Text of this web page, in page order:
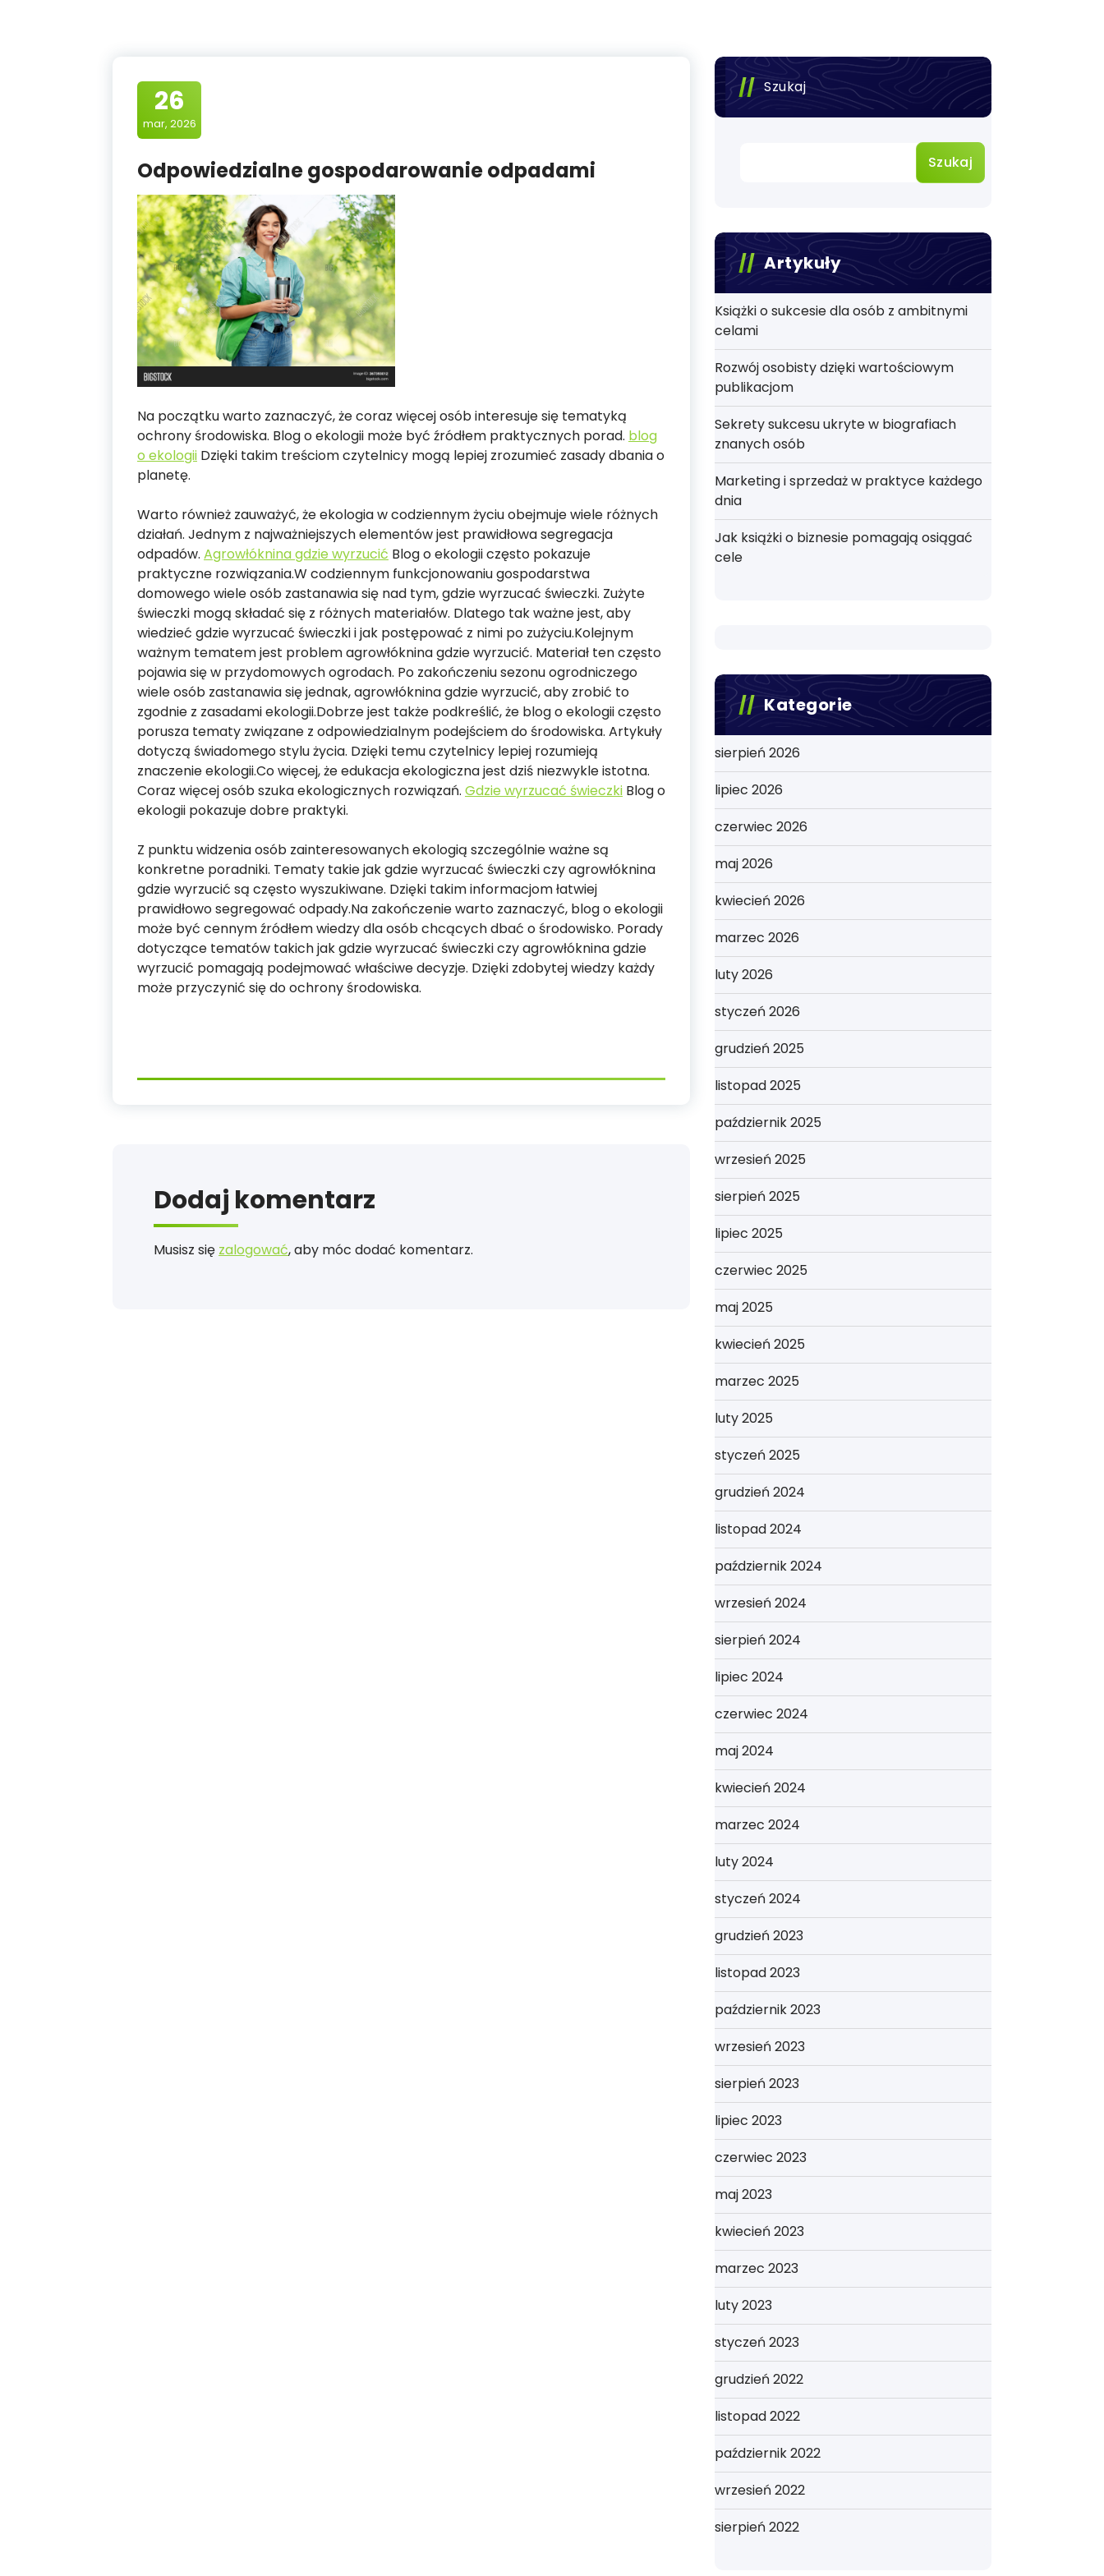
26
mar, 2026
Odpowiedzialne gospodarowanie odpadami
Na początku warto zaznaczyć, że coraz więcej osób interesuje się tematyką
ochrony środowiska. Blog o ekologii może być źródłem praktycznych porad. blog
o ekologii Dzięki takim treściom czytelnicy mogą lepiej zrozumieć zasady dbania o
planetę.
Warto również zauważyć, że ekologia w codziennym życiu obejmuje wiele różnych
działań. Jednym z najważniejszych elementów jest prawidłowa segregacja
odpadów. Agrowłóknina gdzie wyrzucić Blog o ekologii często pokazuje
praktyczne rozwiązania.W codziennym funkcjonowaniu gospodarstwa
domowego wiele osób zastanawia się nad tym, gdzie wyrzucać świeczki. Zużyte
świeczki mogą składać się z różnych materiałów. Dlatego tak ważne jest, aby
wiedzieć gdzie wyrzucać świeczki i jak postępować z nimi po zużyciu.Kolejnym
ważnym tematem jest problem agrowłóknina gdzie wyrzucić. Materiał ten często
pojawia się w przydomowych ogrodach. Po zakończeniu sezonu ogrodniczego
wiele osób zastanawia się jednak, agrowłóknina gdzie wyrzucić, aby zrobić to
zgodnie z zasadami ekologii.Dobrze jest także podkreślić, że blog o ekologii często
porusza tematy związane z odpowiedzialnym podejściem do środowiska. Artykuły
dotyczą świadomego stylu życia. Dzięki temu czytelnicy lepiej rozumieją
znaczenie ekologii.Co więcej, że edukacja ekologiczna jest dziś niezwykle istotna.
Coraz więcej osób szuka ekologicznych rozwiązań. Gdzie wyrzucać świeczki Blog o
ekologii pokazuje dobre praktyki.
Z punktu widzenia osób zainteresowanych ekologią szczególnie ważne są
konkretne poradniki. Tematy takie jak gdzie wyrzucać świeczki czy agrowłóknina
gdzie wyrzucić są często wyszukiwane. Dzięki takim informacjom łatwiej
prawidłowo segregować odpady.Na zakończenie warto zaznaczyć, blog o ekologii
może być cennym źródłem wiedzy dla osób chcących dbać o środowisko. Porady
dotyczące tematów takich jak gdzie wyrzucać świeczki czy agrowłóknina gdzie
wyrzucić pomagają podejmować właściwe decyzje. Dzięki zdobytej wiedzy każdy
może przyczynić się do ochrony środowiska.
Dodaj komentarz
Musisz się zalogować, aby móc dodać komentarz.
Szukaj
Szukaj
Artykuły
Książki o sukcesie dla osób z ambitnymi
celami
Rozwój osobisty dzięki wartościowym
publikacjom
Sekrety sukcesu ukryte w biografiach
znanych osób
Marketing i sprzedaż w praktyce każdego
dnia
Jak książki o biznesie pomagają osiągać
cele
Kategorie
sierpień 2026
lipiec 2026
czerwiec 2026
maj 2026
kwiecień 2026
marzec 2026
luty 2026
styczeń 2026
grudzień 2025
listopad 2025
październik 2025
wrzesień 2025
sierpień 2025
lipiec 2025
czerwiec 2025
maj 2025
kwiecień 2025
marzec 2025
luty 2025
styczeń 2025
grudzień 2024
listopad 2024
październik 2024
wrzesień 2024
sierpień 2024
lipiec 2024
czerwiec 2024
maj 2024
kwiecień 2024
marzec 2024
luty 2024
styczeń 2024
grudzień 2023
listopad 2023
październik 2023
wrzesień 2023
sierpień 2023
lipiec 2023
czerwiec 2023
maj 2023
kwiecień 2023
marzec 2023
luty 2023
styczeń 2023
grudzień 2022
listopad 2022
październik 2022
wrzesień 2022
sierpień 2022